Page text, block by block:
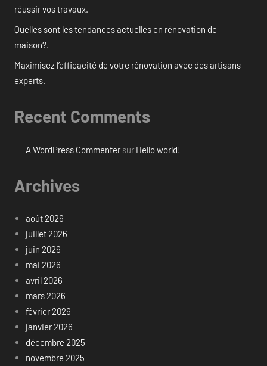
réussir vos travaux.
Quelles sont les tendances actuelles en rénovation de
maison?.
Maximisez l’efficacité de votre rénovation avec des artisans
experts.
Recent Comments
A WordPress Commentersur Hello world!
Archives
août 2026
juillet 2026
juin 2026
mai 2026
avril 2026
mars 2026
février 2026
janvier 2026
décembre 2025
novembre 2025